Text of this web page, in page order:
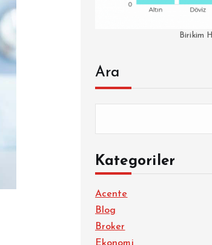
Birikim
Ara
Kategoriler
Acente
Blog
Broker
Ekonomi